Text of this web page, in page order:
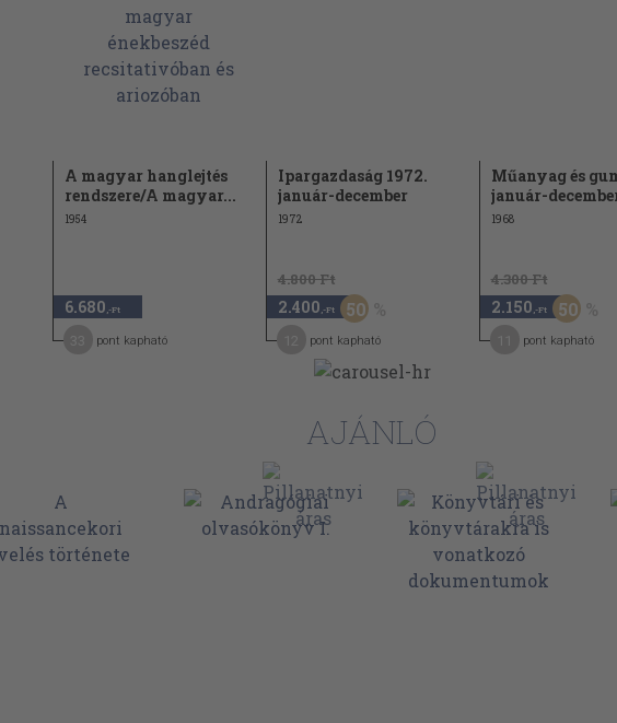
A magyar hanglejtés
rendszere/A magyar...
1954
6.680 ,-Ft
pont kapható
Ipargazdaság 1972.
január-december
1972
4.800 Ft
2.400 ,-Ft 50
pont kapható
Műanyag és
január-
1968
4.300 Ft
2.150 ,-Ft 50
pont kapható
AJÁNLÓ